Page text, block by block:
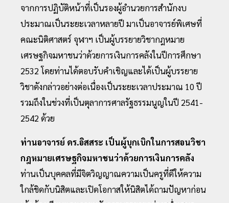
จากการปฏิบัติหน้าที่เป็นรองผู้อำนวยการสำนักงบ
ประมาณเป็นระยะเวลาหลายปี มาเป็นอาจารย์พิเศษที่
คณะนิติศาสตร์ จุฬาฯ เป็นผู้บรรยายวิชากฎหมาย
เศรษฐกิจมหาชนว่าด้วยการเงินการคลังในปีการศึกษา
2532 โดยท่านได้ตอบรับคำเชิญและได้เป็นผู้บรรยาย
วิชาดังกล่าวอย่างต่อเนื่องเป็นระยะเวลาประมาณ 10 ปี
รวมถึงในช่วงที่เป็นตุลาการศาลรัฐธรรมนูญในปี 2541-
2542 ด้วย
ท่านอาจารย์ ดร.อิสสระ เป็นผู้บุกเบิกในการสอนวิชา
กฎหมายเศรษฐกิจมหาชนว่าด้วยการเงินการคลัง
ท่านเป็นบุคคลที่มีจิตวิญญาณความเป็นครูที่ดีให้ความ
ใกล้ชิดกับนิสิตและเปิดโอกาสให้นิสิตได้ถามปัญหาก่อน